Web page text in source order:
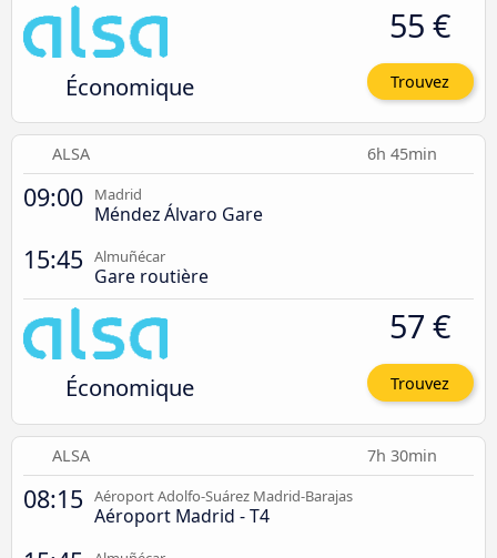
Économique
55 €
Trouvez
ALSA 6h 45min
09:00 Madrid
Méndez Álvaro Gare
15:45 Almuñécar
Gare routière
Économique
57 €
Trouvez
ALSA 7h 30min
08:15 Aéroport Adolfo-Suárez Madrid-Barajas
Aéroport Madrid - T4